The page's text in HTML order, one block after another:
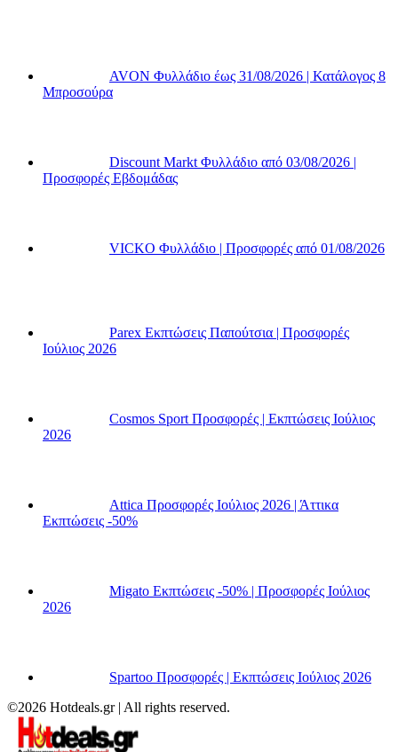
AVON Φυλλάδιο έως 31/08/2026 | Κατάλογος 8
Μπροσούρα
Discount Markt Φυλλάδιο από 03/08/2026 |
Προσφορές Εβδομάδας
VICKO Φυλλάδιο | Προσφορές από 01/08/2026
Parex Εκπτώσεις Παπούτσια | Προσφορές
Ιούλιος 2026
Cosmos Sport Προσφορές | Εκπτώσεις Ιούλιος
2026
Attica Προσφορές Ιούλιος 2026 | Άττικα
Εκπτώσεις -50%
Migato Εκπτώσεις -50% | Προσφορές Ιούλιος
2026
Spartoo Προσφορές | Εκπτώσεις Ιούλιος 2026
©2026 Hotdeals.gr | All rights reserved.